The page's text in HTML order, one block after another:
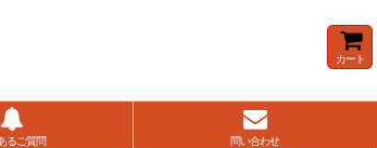
カート
るご質問 問い合わせ